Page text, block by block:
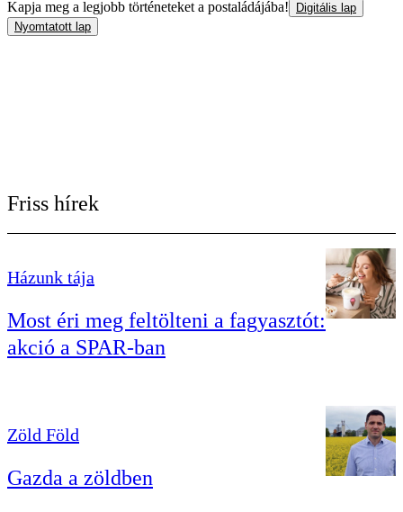
Kapja meg a legjobb történeteket a postaládájába!
Digitális lap
Nyomtatott lap
Friss hírek
Házunk tája
Most éri meg feltölteni a fagyasztót:
akció a SPAR-ban
Zöld Föld
Gazda a zöldben